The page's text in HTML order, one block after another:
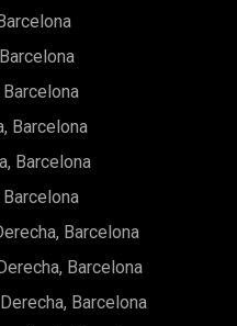
ofrece un fácil acceso
Cerca de
minutos de las playas
residencia ofrece lo
El encantador
sus restaurantes
de residir bajo el sol
Barcelona
Barcelona
Barcelona
Barcelona
Barcelona